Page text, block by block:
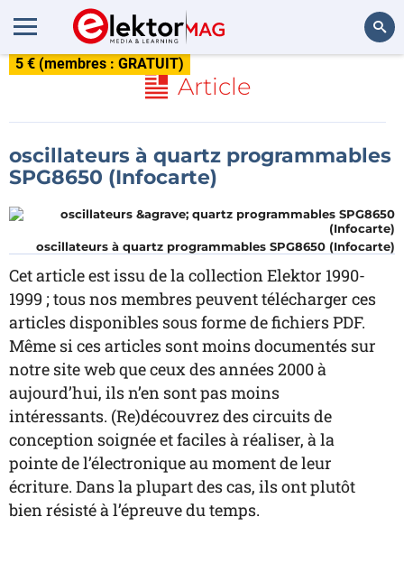
5 € (membres : GRATUIT)
Article
oscillateurs à quartz programmables
SPG8650 (Infocarte)
oscillateurs à quartz programmables SPG8650 (Infocarte)
Cet article est issu de la collection Elektor 1990-
1999 ; tous nos membres peuvent télécharger ces
articles disponibles sous forme de fichiers PDF.
Même si ces articles sont moins documentés sur
notre site web que ceux des années 2000 à
aujourd’hui, ils n’en sont pas moins
intéressants. (Re)découvrez des circuits de
conception soignée et faciles à réaliser, à la
pointe de l’électronique au moment de leur
écriture. Dans la plupart des cas, ils ont plutôt
bien résisté à l’épreuve du temps.